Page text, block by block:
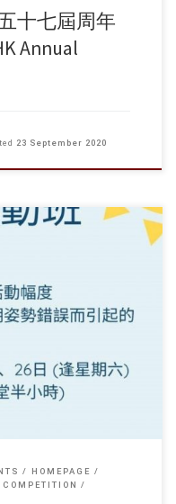
十七屆周年
Annual
23 September 2020
HOMEPAGE